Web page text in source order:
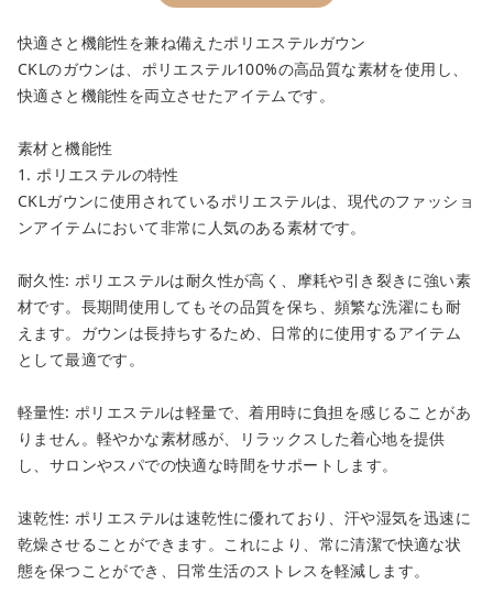
快適さと機能性を兼ね備えたポリエステルガウン
CKLのガウンは、ポリエステル100%の高品質な素材を使用し、
快適さと機能性を両立させたアイテムです。
素材と機能性
1. ポリエステルの特性
CKLガウンに使用されているポリエステルは、現代のファッショ
ンアイテムにおいて非常に人気のある素材です。
耐久性: ポリエステルは耐久性が高く、摩耗や引き裂きに強い素
材です。長期間使用してもその品質を保ち、頻繁な洗濯にも耐
えます。ガウンは長持ちするため、日常的に使用するアイテム
として最適です。
軽量性: ポリエステルは軽量で、着用時に負担を感じることがあ
りません。軽やかな素材感が、リラックスした着心地を提供
し、サロンやスパでの快適な時間をサポートします。
速乾性: ポリエステルは速乾性に優れており、汗や湿気を迅速に
乾燥させることができます。これにより、常に清潔で快適な状
態を保つことができ、日常生活のストレスを軽減します。